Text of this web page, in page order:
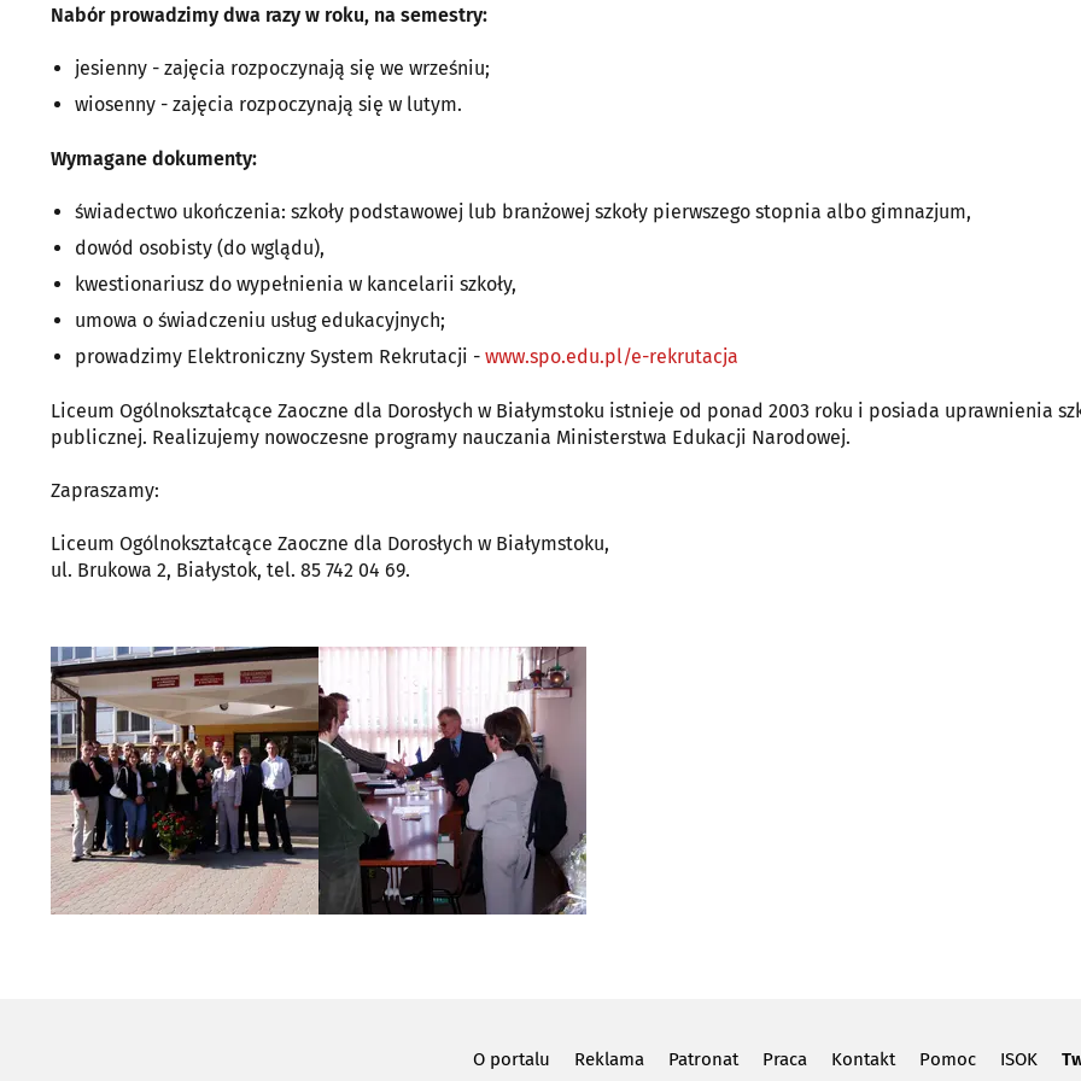
Nabór prowadzimy dwa razy w roku, na semestry:
jesienny - zajęcia rozpoczynają się we wrześniu;
wiosenny - zajęcia rozpoczynają się w lutym.
Wymagane dokumenty:
świadectwo ukończenia: szkoły podstawowej lub branżowej szkoły pierwszego stopnia albo gimnazjum,
dowód osobisty (do wglądu),
kwestionariusz do wypełnienia w kancelarii szkoły,
umowa o świadczeniu usług edukacyjnych;
prowadzimy Elektroniczny System Rekrutacji - www.spo.edu.pl/e-rekrutacja
Liceum Ogólnokształcące Zaoczne dla Dorosłych w Białymstoku istnieje od ponad 2003 roku i posiada uprawnienia
publicznej. Realizujemy nowoczesne programy nauczania Ministerstwa Edukacji Narodowej.
Zapraszamy:
Liceum Ogólnokształcące Zaoczne dla Dorosłych w Białymstoku,
ul. Brukowa 2, Białystok, tel. 85 742 04 69.
O portalu Reklama Patronat Praca Kontakt Pomoc ISOK